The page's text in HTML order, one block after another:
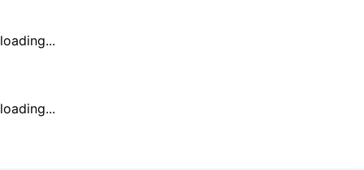
loading...
loading...